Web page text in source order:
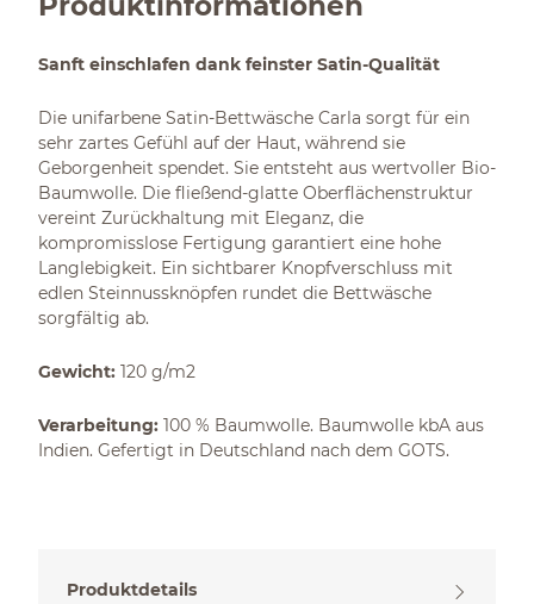
Sanft einschlafen dank feinster Satin-Qualität
Die unifarbene Satin-Bettwäsche Carla sorgt für ein
sehr zartes Gefühl auf der Haut, während sie
Geborgenheit spendet. Sie entsteht aus wertvoller Bio-
Baumwolle. Die fließend-glatte Oberflächenstruktur
vereint Zurückhaltung mit Eleganz, die
kompromisslose Fertigung garantiert eine hohe
Langlebigkeit. Ein sichtbarer Knopfverschluss mit
edlen Steinnussknöpfen rundet die Bettwäsche
sorgfältig ab.
Gewicht: 120 g/m2
Verarbeitung: 100 % Baumwolle. Baumwolle kbA aus
Indien. Gefertigt in Deutschland nach dem GOTS.
Produktdetails